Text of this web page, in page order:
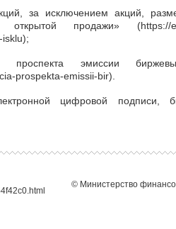
за исключением акций,
открытой продажи» (https://
);
проспекта эмиссии
prospekta-emissii-bir).
цифровой подписи,
© Министерство